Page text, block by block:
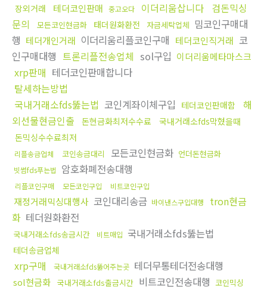
장외거래 테더코인판매 중고오다 이더리움삽니다 검돈믹싱
문의
모든코인현금화 태더원화환전 자금세탁업체 밈코인구매대
행 테더개인거래 이더리움리플코인구매 테더코인직거래 코
인구매대행 트론리플전송업체 sol구입 이더리움메타마스크
xrp판매 테더코인판매합니다
탈세하는방법
국내거래소fds뚫는법 코인계좌이체구입 테더코인판매함
해
외선물현금인출
돈현금화최저수수료
국내거래소fds막혔을때
돈믹싱수수료최저
리플송금업체 코인송금대리 모든코인현금화 언더돈현금화
빗썸fds푸는법 암호화폐전송대행
리플코인구매 모든코인구입 비트코인구입
재정거래믹싱대행사 코인대리송금 바이낸스구입대행
tron현금
화 테더원화환전
국내거래소fds송금시간 비트매입 국내거래소fds뚫는법
테더송금업체
xrp구매 국내거래소fds뚫어주는곳 테더무통테더전송대행
sol현금화 국내거래소fds출금시간 비트코인전송대행 코인믹싱